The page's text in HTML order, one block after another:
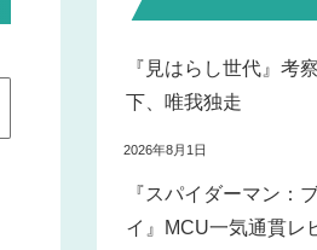
『見はらし世代』考
下、唯我独走
2026年8月1日
『スパイダーマン：
イ』MCU一気通貫レ